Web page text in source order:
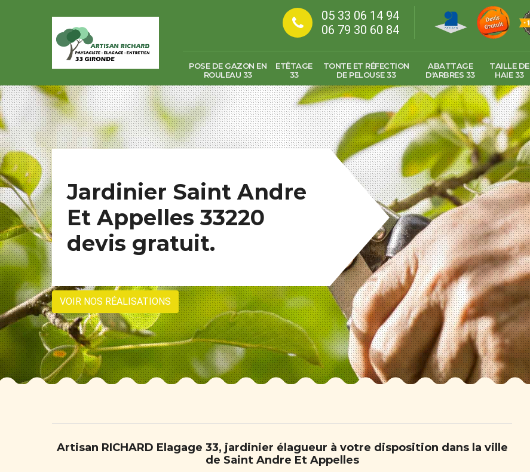
05 33 06 14 94
06 79 30 60 84
POSE DE GAZON EN
ROULEAU 33
ETÊTAGE
33
TONTE ET RÉFECTION
DE PELOUSE 33
ABATTAGE
D'ARBRES 33
TAILLE DE
HAIE 33
Jardinier Saint Andre
Et Appelles 33220
devis gratuit.
VOIR NOS RÉALISATIONS
Artisan RICHARD Elagage 33, jardinier élagueur à votre disposition dans la ville
de Saint Andre Et Appelles